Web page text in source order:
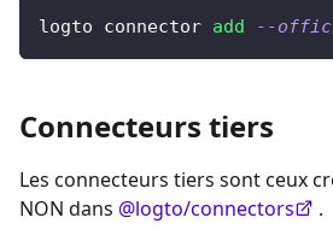
logto connector add --
Connecteurs tiers
Les connecteurs tiers sont ceux
NON dans @logto/connectors
.